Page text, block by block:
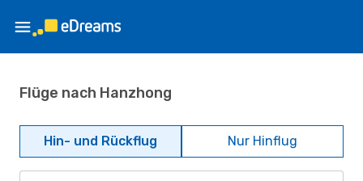
Flüge nach Hanzhong
Hin- und Rückflug Nur Hinflug